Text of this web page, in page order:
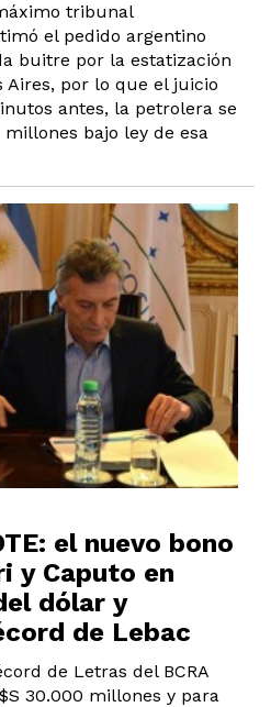
tribunal
el pedido argentino
buitre por la estatización
Aires, por lo que el juicio
antes, la petrolera se
bajo ley de esa
el nuevo bono
y Caputo en
dólar y
de Lebac
de Letras del BCRA
30.000 millones y para